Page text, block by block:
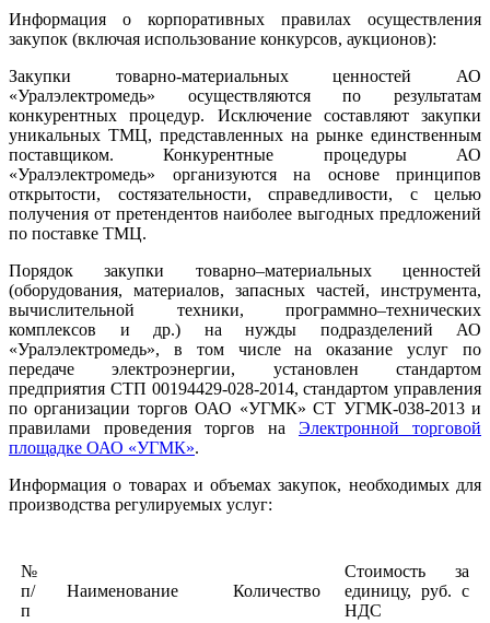
Информация о корпоративных правилах осуществления
закупок (включая использование конкурсов, аукционов):
Закупки товарно-материальных ценностей АО
«Уралэлектромедь» осуществляются по результатам
конкурентных процедур. Исключение составляют закупки
уникальных ТМЦ, представленных на рынке единственным
поставщиком. Конкурентные процедуры АО
«Уралэлектромедь» организуются на основе принципов
открытости, состязательности, справедливости, с целью
получения от претендентов наиболее выгодных предложений
по поставке ТМЦ.
Порядок закупки товарно–материальных ценностей
(оборудования, материалов, запасных частей, инструмента,
вычислительной техники, программно–технических
комплексов и др.) на нужды подразделений АО
«Уралэлектромедь», в том числе на оказание услуг по
передаче электроэнергии, установлен стандартом
предприятия СТП 00194429-028-2014, стандартом управления
по организации торгов ОАО «УГМК» СТ УГМК-038-2013 и
правилами проведения торгов на Электронной торговой
площадке ОАО «УГМК».
Информация о товарах и объемах закупок, необходимых для
производства регулируемых услуг:
№
п/
п
Наименование Количество
Стоимость за
единицу, руб. с
НДС